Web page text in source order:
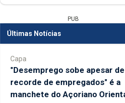
PUB
Últimas Notícias
Capa
"Desemprego sobe apesar de
recorde de empregados" é a
manchete do Açoriano